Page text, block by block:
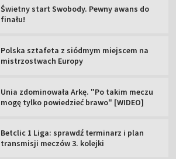
Świetny start Swobody. Pewny awans do
finału!
Polska sztafeta z siódmym miejscem na
mistrzostwach Europy
Unia zdominowała Arkę. "Po takim meczu
mogę tylko powiedzieć brawo" [WIDEO]
Betclic 1 Liga: sprawdź terminarz i plan
transmisji meczów 3. kolejki